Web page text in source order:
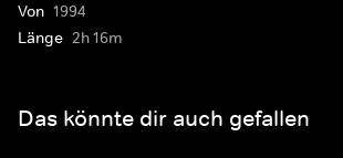
Von 1994
Länge 2h 16m
Das könnte dir auch gefallen